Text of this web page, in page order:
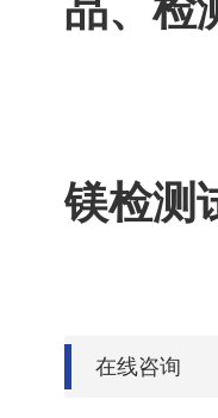
品、检
镁检测
在线咨询